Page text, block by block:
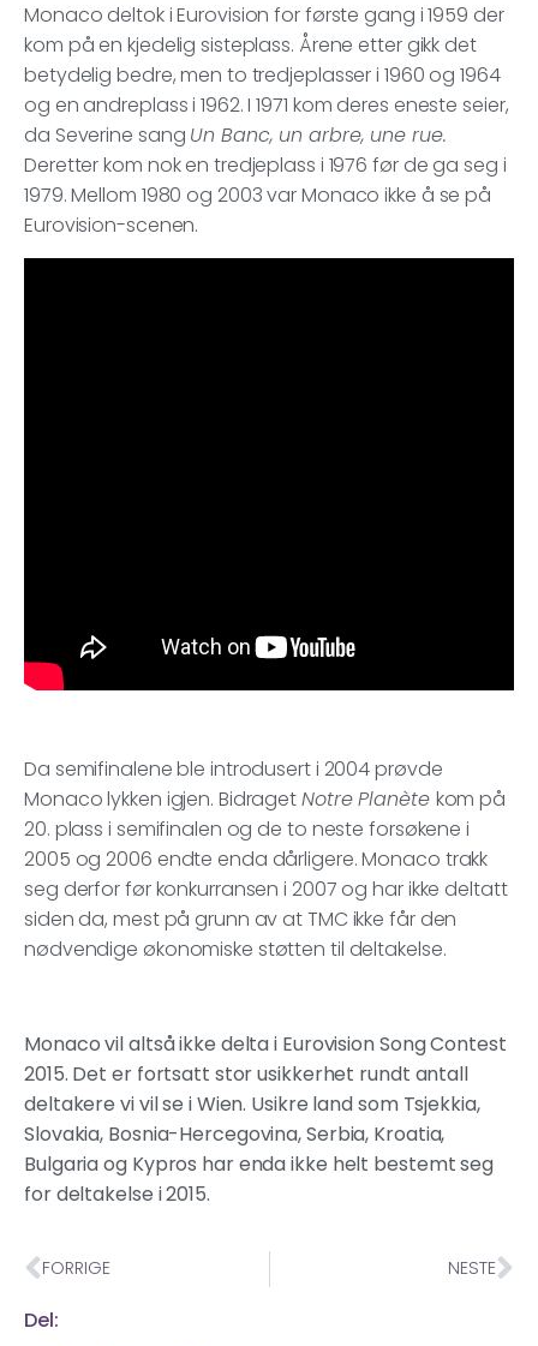
Monaco deltok i Eurovision for første gang i 1959 der
kom på en kjedelig sisteplass. Årene etter gikk det
betydelig bedre, men to tredjeplasser i 1960 og 1964
og en andreplass i 1962. I 1971 kom deres eneste seier,
da Severine sang Un Banc, un arbre, une rue.
Deretter kom nok en tredjeplass i 1976 før de ga seg i
1979. Mellom 1980 og 2003 var Monaco ikke å se på
Eurovision-scenen.
Da semifinalene ble introdusert i 2004 prøvde
Monaco lykken igjen. BidragetNotre Planète kom på
20. plass i semifinalen og de to neste forsøkene i
2005 og 2006 endte enda dårligere. Monaco trakk
seg derfor før konkurransen i 2007 og har ikke deltatt
siden da, mest på grunn av at TMC ikke får den
nødvendige økonomiske støtten til deltakelse.
Monaco vil altså ikke delta i Eurovision Song Contest
2015. Det er fortsatt stor usikkerhet rundt antall
deltakere vi vil se i Wien. Usikre land som Tsjekkia,
Slovakia, Bosnia-Hercegovina, Serbia, Kroatia,
Bulgaria og Kypros har enda ikke helt bestemt seg
for deltakelse i 2015.
FORRIGE NESTE
Del: